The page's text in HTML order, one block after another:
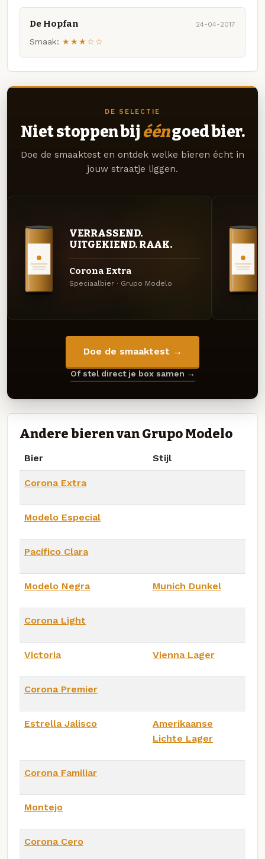
De Hopfan 24-04-2017
Smaak: ★★★☆☆
DE SELECTIE
Niet stoppen bij ééngoed bier.
Doe de smaaktest en ontdek welke bieren écht in
jouw straatje liggen.
VERRASSEND.
UITGEKIEND. RAAK.
Corona Extra
Speciaalbier · Grupo Modelo
Doe de smaaktest →
Of stel direct je box samen →
Andere bieren van Grupo Modelo
Bier Stijl
Corona Extra
Modelo Especial
Pacífico Clara
Modelo Negra Munich Dunkel
Corona Light
Victoria Vienna Lager
Corona Premier
Estrella Jalisco
Amerikaanse
Lichte Lager
Corona Familiar
Montejo
Corona Cero